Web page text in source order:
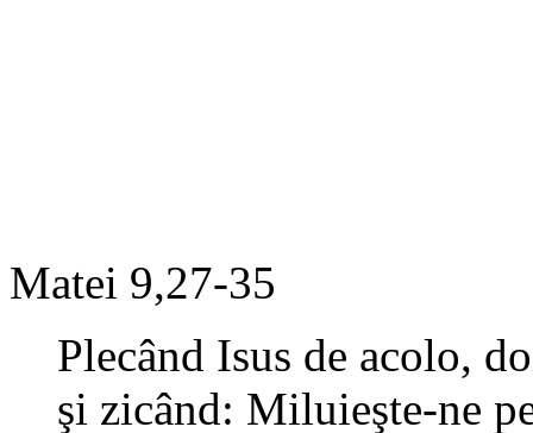
Matei 9,27-35
Plecând Isus de acolo,
şi zicând: Miluieşte-ne